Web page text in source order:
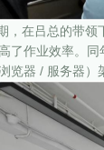
，在吕总的带
了作业效率。
览器 / 服务器